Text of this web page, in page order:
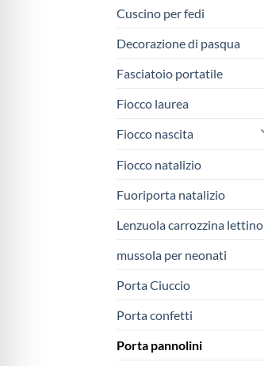
Cuscino per fedi
Decorazione di pasqua
Fasciatoio portatile
Fiocco laurea
Fiocco nascita
Fiocco natalizio
Fuoriporta natalizio
Lenzuola carrozzina lettino
mussola per neonati
Porta Ciuccio
Porta confetti
Porta pannolini